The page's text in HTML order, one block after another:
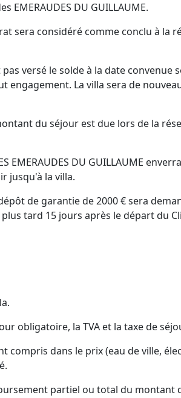
DU GUILLAUME.
sera considéré comme conclu à la
versé le solde à la date convenue
engagement. La villa sera de
du séjour est due lors de la
DU GUILLAUME
jusqu'à la villa.
de garantie de 2000 € sera
tard 15 jours après le départ du
obligatoire, la TVA et la taxe de
dans le prix (eau de ville,
partiel ou total du montant